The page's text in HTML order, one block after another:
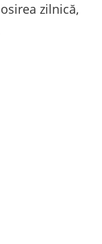
zilnică,